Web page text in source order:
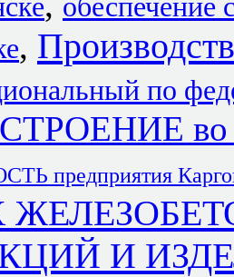
обеспечение
,
по
во
предприятия
И